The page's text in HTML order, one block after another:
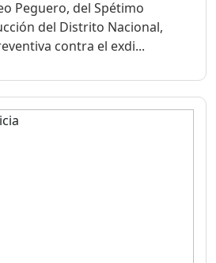
Peguero, del Spétimo
del Distrito Nacional,
contra el exdi...